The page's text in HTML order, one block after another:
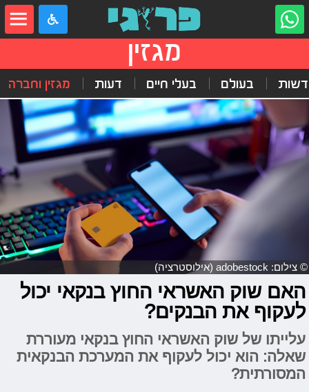
מגזין
בעולם בעלי חיים דעות מגזין וחברה
© צילום: adobestock (אילוסטרציה)
האם שוק האשראי החוץ בנקאי יכול
לעקוף את הבנקים?
עלייתו של שוק האשראי החוץ בנקאי מעוררת
שאלה: הוא יכול לעקוף את המערכת הבנקאית
המסורתית?